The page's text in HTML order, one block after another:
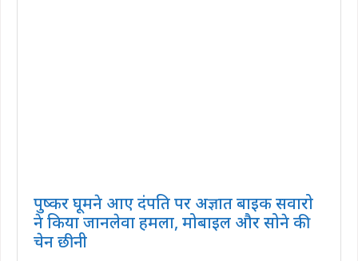
पुष्कर घूमने आए दंपति पर अज्ञात बाइक सवारो
ने किया जानलेवा हमला, मोबाइल और सोने की
चेन छीनी